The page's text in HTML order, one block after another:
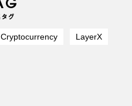
Cryptocurrency LayerX